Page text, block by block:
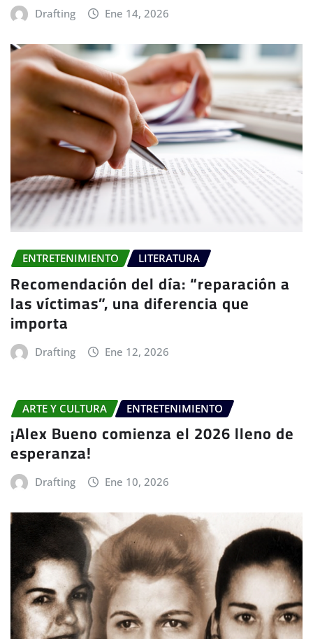
Drafting Ene 14, 2026
ENTRETENIMIENTO LITERATURA
Recomendación del día: “reparación a
las víctimas”, una diferencia que
importa
Drafting Ene 12, 2026
ARTE Y CULTURA ENTRETENIMIENTO
¡Alex Bueno comienza el 2026 lleno de
esperanza!
Drafting Ene 10, 2026